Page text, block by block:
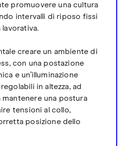
promuovere una cultura
intervalli di riposo fissi
creare un ambiente di
con una postazione
e un’illuminazione
in altezza, ad
mantenere una postura
tensioni al collo,
posizione dello